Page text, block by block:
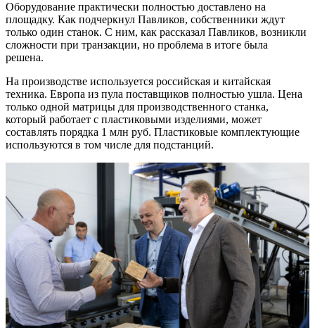
Оборудование практически полностью доставлено на
площадку. Как подчеркнул Павликов, собственники ждут
только один станок. С ним, как рассказал Павликов, возникли
сложности при транзакции, но проблема в итоге была
решена.
На производстве используется российская и китайская
техника. Европа из пула поставщиков полностью ушла. Цена
только одной матрицы для производственного станка,
который работает с пластиковыми изделиями, может
составлять порядка 1 млн руб. Пластиковые комплектующие
используются в том числе для подстанций.